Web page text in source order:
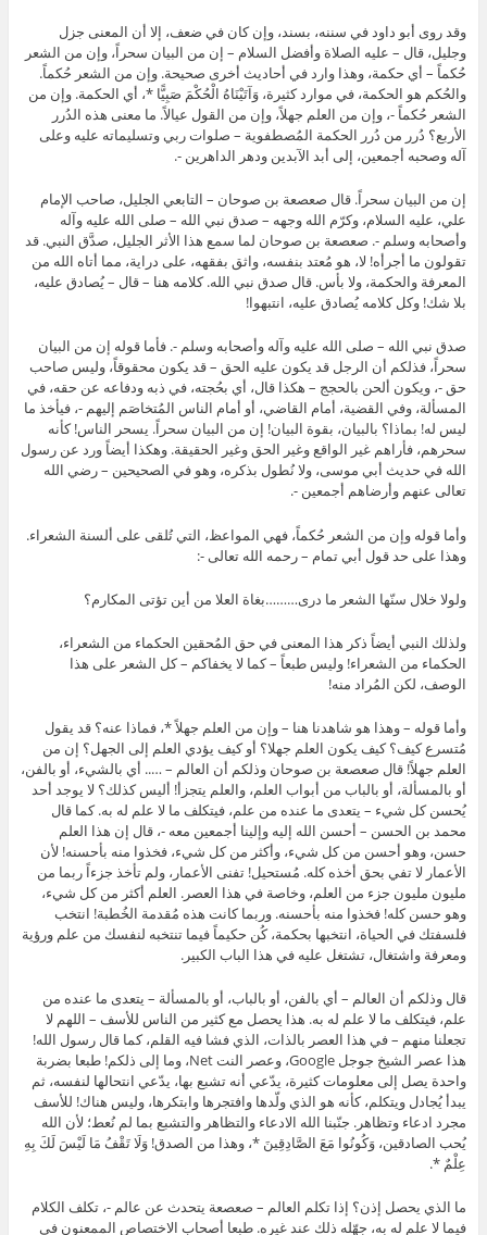
وقد روى أبو داود في سننه، بسند، وإن كان في ضعف، إلا أن المعنى جزل
وجليل، قال – عليه الصلاة وأفضل السلام – إن من البيان سحراً، وإن من الشعر
حُكماً – أي حكمة، وهذا وارد في أحاديث أخرى صحيحة. وإن من الشعر حُكماً.
والحُكم هو الحكمة، في موارد كثيرة، وَآتَيْنَاهُ الْحُكْمَ صَبِيًّا *، أي الحكمة. وإن من
الشعر حُكماً -، وإن من العلم جهلاً، وإن من القول عيالاً. ما معنى هذه الدُرر
الأربع؟ دُرر من دُرر الحكمة المُصطفوية – صلوات ربي وتسليماته عليه وعلى
آله وصحبه أجمعين، إلى أبد الآبدين ودهر الداهرين -.
إن من البيان سحراً. قال صعصعة بن صوحان – التابعي الجليل، صاحب الإمام
علي، عليه السلام، وكرّم الله وجهه – صدق نبي الله – صلى الله عليه وآله
وأصحابه وسلم -. صعصعة بن صوحان لما سمع هذا الأثر الجليل، صدَّق النبي. قد
تقولون ما أجرأه! لا، هو مُعتد بنفسه، واثق بفقهه، على دراية، مما أتاه الله من
المعرفة والحكمة، ولا بأس. قال صدق نبي الله. كلامه هنا – قال – يُصادق عليه،
بلا شك! وكل كلامه يُصادق عليه، انتبهوا!
صدق نبي الله – صلى الله عليه وآله وأصحابه وسلم -. فأما قوله إن من البيان
سحراً، فذلكم أن الرجل قد يكون عليه الحق – قد يكون محقوقاً، وليس صاحب
حق -، ويكون ألحن بالحجج – هكذا قال، أي بحُجته، في ذبه ودفاعه عن حقه، في
المسألة، وفي القضية، أمام القاضي، أو أمام الناس المُتخاصَم إليهم -، فيأخذ ما
ليس له! بماذا؟ بالبيان، بقوة البيان! إن من البيان سحراً. يسحر الناس! كأنه
سحرهم، فأراهم غير الواقع وغير الحق وغير الحقيقة. وهكذا أيضاً ورد عن رسول
الله في حديث أبي موسى، ولا نُطول بذكره، وهو في الصحيحين – رضي الله
تعالى عنهم وأرضاهم أجمعين -.
وأما قوله وإن من الشعر حُكماً، فهي المواعظ، التي تُلقى على ألسنة الشعراء.
وهذا على حد قول أبي تمام – رحمه الله تعالى -:
ولولا خلال سنّها الشعر ما درى………بغاة العلا من أين تؤتى المكارم؟
ولذلك النبي أيضاً ذكر هذا المعنى في حق المُحقين الحكماء من الشعراء،
الحكماء من الشعراء! وليس طبعاً – كما لا يخفاكم – كل الشعر على هذا
الوصف، لكن المُراد منه!
وأما قوله – وهذا هو شاهدنا هنا – وإن من العلم جهلاً *، فماذا عنه؟ قد يقول
مُتسرع كيف؟ كيف يكون العلم جهلا؟ أو كيف يؤدي العلم إلى الجهل؟ إن من
العلم جهلاً! قال صعصعة بن صوحان وذلكم أن العالم – ….. أي بالشيء، أو بالفن،
أو بالمسألة، أو بالباب من أبواب العلم، والعلم يتجزأ! أليس كذلك؟ لا يوجد أحد
يُحسن كل شيء – يتعدى ما عنده من علم، فيتكلف ما لا علم له به. كما قال
محمد بن الحسن – أحسن الله إليه وإلينا أجمعين معه -، قال إن هذا العلم
حسن، وهو أحسن من كل شيء، وأكثر من كل شيء، فخذوا منه بأحسنه! لأن
الأعمار لا تفي بحق أخذه كله. مُستحيل! تفنى الأعمار، ولم تأخذ جزءاً ربما من
مليون مليون جزء من العلم، وخاصة في هذا العصر. العلم أكثر من كل شيء،
وهو حسن كله! فخذوا منه بأحسنه. وربما كانت هذه مُقدمة الخُطبة! انتخب
فلسفتك في الحياة، انتخبها بحكمة، كُن حكيماً فيما تنتخبه لنفسك من علم ورؤية
ومعرفة واشتغال، تشتغل عليه في هذا الباب الكبير.
قال وذلكم أن العالم – أي بالفن، أو بالباب، أو بالمسألة – يتعدى ما عنده من
علم، فيتكلف ما لا علم له به. هذا يحصل مع كثير من الناس للأسف – اللهم لا
تجعلنا منهم – في هذا العصر بالذات، الذي فشا فيه القلم، كما قال رسول الله!
هذا عصر الشيخ جوجل Google، وعصر النت Net، وما إلى ذلكم! طبعا بضربة
واحدة يصل إلى معلومات كثيرة، يدّعي أنه تشبع بها، يدّعي انتحالها لنفسه، ثم
يبدأ يُجادل ويتكلم، كأنه هو الذي ولّدها وافتجرها وابتكرها، وليس هناك! للأسف
مجرد ادعاء وتظاهر. جنّبنا الله الادعاء والتظاهر والتشبع بما لم نُعط؛ لأن الله
يُحب الصادقين، وَكُونُوا مَعَ الصَّادِقِينَ *، وهذا من الصدق! وَلَا تَقْفُ مَا لَيْسَ لَكَ بِهِ
عِلْمٌ *.
ما الذي يحصل إذن؟ إذا تكلم العالم – صعصعة يتحدث عن عالم -، تكلف الكلام
فيما لا علم له به، جهّله ذلك عند غيره. طبعا أصحاب الاختصاص الممعنون في